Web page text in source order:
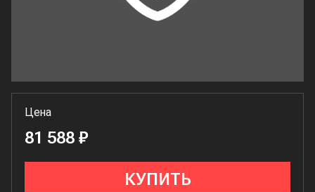
Цена
81 588 ₽
КУПИТЬ